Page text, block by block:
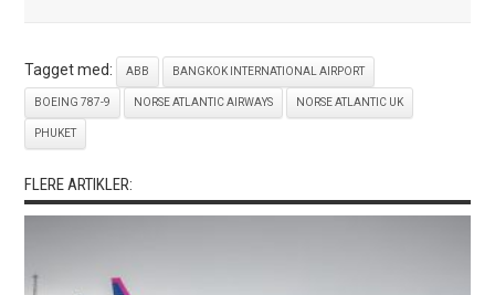
Tagget med: ABB BANGKOK INTERNATIONAL AIRPORT
BOEING 787-9 NORSE ATLANTIC AIRWAYS NORSE ATLANTIC UK
PHUKET
FLERE ARTIKLER: